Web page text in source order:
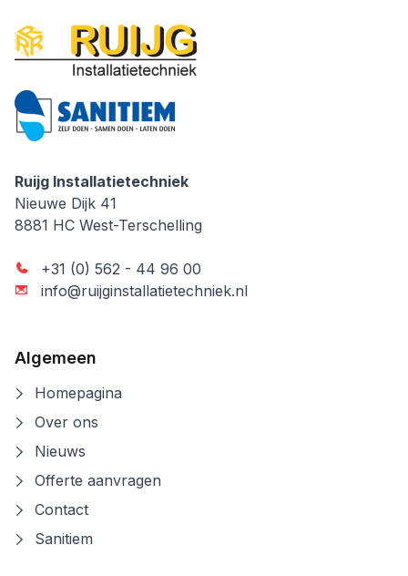
Ruijg Installatietechniek
Ruijg Installatietechniek
Nieuwe Dijk 41
8881 HC West-Terschelling
+31 (0) 562 - 44 96 00
info@ruijginstallatietechniek.nl
Algemeen
Homepagina
Over ons
Nieuws
Offerte aanvragen
Contact
Sanitiem